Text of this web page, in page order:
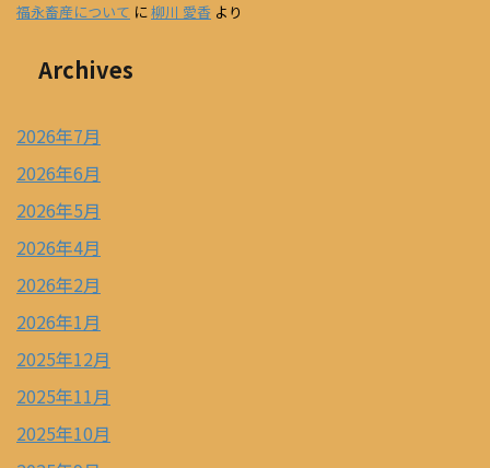
福永畜産について に柳川 愛香 より
Archives
2026年7月
2026年6月
2026年5月
2026年4月
2026年2月
2026年1月
2025年12月
2025年11月
2025年10月